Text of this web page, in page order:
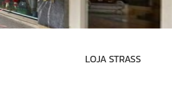
LOJA STRASS